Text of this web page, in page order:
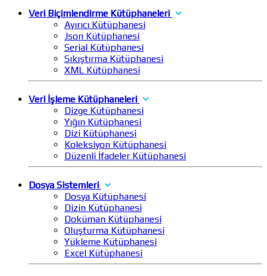
Veri Biçimlendirme Kütüphaneleri
Ayırıcı Kütüphanesi
Json Kütüphanesi
Serial Kütüphanesi
Sıkıştırma Kütüphanesi
XML Kütüphanesi
Veri İşleme Kütüphaneleri
Dizge Kütüphanesi
Yığın Kütüphanesi
Dizi Kütüphanesi
Koleksiyon Kütüphanesi
Düzenli İfadeler Kütüphanesi
Dosya Sistemleri
Dosya Kütüphanesi
Dizin Kütüphanesi
Doküman Kütüphanesi
Oluşturma Kütüphanesi
Yükleme Kütüphanesi
Excel Kütüphanesi